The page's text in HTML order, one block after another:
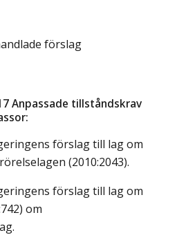
förslag
Anpassade tillståndskrav
förslag till lag om
(2010:2043).
förslag till lag om
om